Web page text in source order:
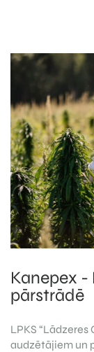
Kanepex -
pārstrādē
LPKS
audzētājiem un